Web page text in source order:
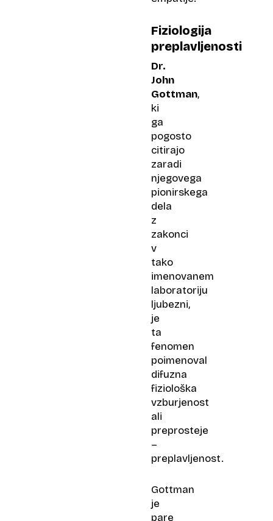
Fiziologija
preplavljenosti
Dr.
John
Gottman,
ki
ga
pogosto
citirajo
zaradi
njegovega
pionirskega
dela
z
zakonci
v
tako
imenovanem
laboratoriju
ljubezni,
je
ta
fenomen
poimenoval
difuzna
fiziološka
vzburjenost
ali
preprosteje
–​
preplavljenost.
Gottman
je
pare